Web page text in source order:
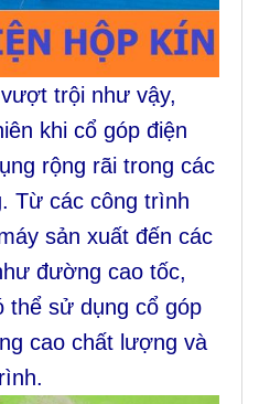
trội như vậy,
khi cổ góp điện
rộng rãi trong các
Từ các công trình
sản xuất đến các
đường cao tốc,
thể sử dụng cổ góp
cao chất lượng và